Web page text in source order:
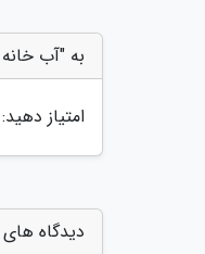
به "آب
امتیاز دهید:
دیدگاه